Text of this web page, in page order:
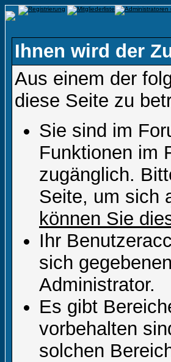
Ihnen wird der
Aus einem der
diese Seite zu
Sie sind im
Funktionen im
zugänglich.
Seite, um sich
können Sie
Ihr
sich
Administrator.
Es gibt
vorbehalten
solchen